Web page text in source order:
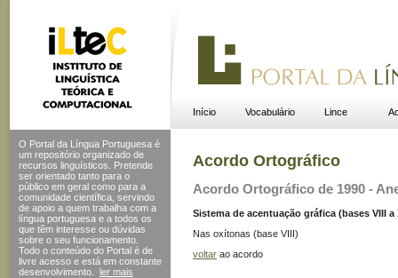
Início Vocabulário Lince
O Portal da Língua Portuguesa é
um repositório organizado de
recursos linguísticos. Pretende
ser orientado tanto para o
público em geral como para a
comunidade científica, servindo
de apoio a quem trabalha com a
língua portuguesa e a todos os
que têm interesse ou dúvidas
sobre o seu funcionamento.
Todo o conteúdo do Portal é de
livre acesso e está em constante
desenvolvimento.
ler mais
Acordo Ortográfico
Acordo Ortográfico de 1990 -
Sistema de acentuação gráfica (bases VIII a
Nas oxítonas (base VIII)
voltar ao acordo